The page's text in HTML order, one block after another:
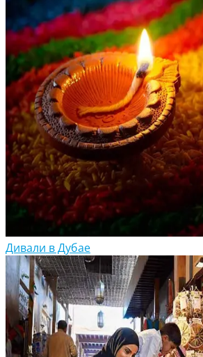
Дивали в Дубае